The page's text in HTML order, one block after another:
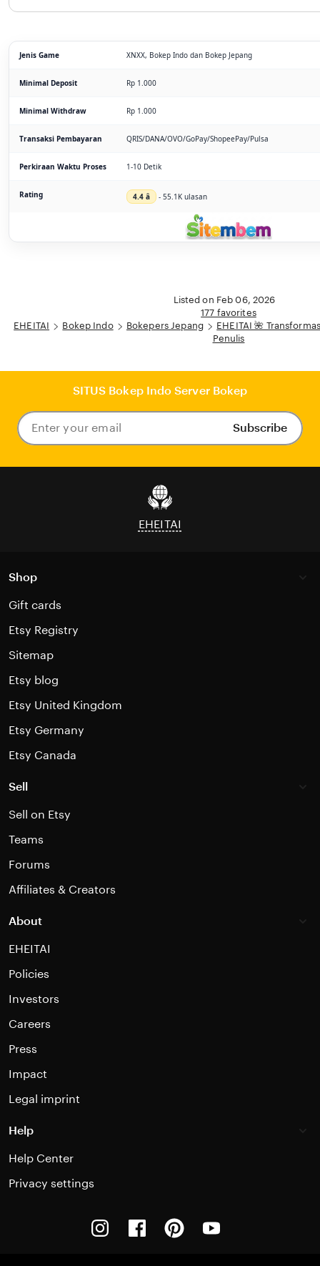
Jenis Game XNXX, Bokep Indo dan Bokep Jepang
Minimal Deposit Rp 1.000
Minimal Withdraw Rp 1.000
Transaksi Pembayaran QRIS/DANA/OVO/GoPay/ShopeePay/Pulsa
Perkiraan Waktu Proses 1-10 Detik
Rating 4.4 â­ - 55.1K ulasan
Listed on Feb 06, 2026
177 favorites
EHEITAI
Bokep Indo Bokepers Jepang
EHEITAI 🌺
Penulis
SITUS Bokep Indo Server Bokep
Enter
your
Subscribe
EHEITAI
Shop
Gift cards
Etsy Registry
Sitemap
Etsy blog
Etsy United Kingdom
Etsy Germany
Etsy Canada
Sell
Sell on Etsy
Teams
Forums
Affiliates & Creators
About
EHEITAI
Policies
Investors
Careers
Press
Impact
Legal imprint
Help
Help Center
Privacy settings
InstagramFacebookPinterest